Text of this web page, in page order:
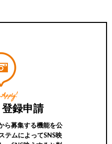
録申請
ら募集する機能を公
テムによってSNS映